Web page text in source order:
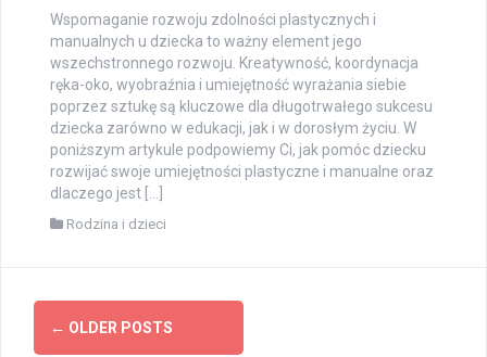
Wspomaganie rozwoju zdolności plastycznych i
manualnych u dziecka to ważny element jego
wszechstronnego rozwoju. Kreatywność, koordynacja
ręka-oko, wyobraźnia i umiejętność wyrażania siebie
poprzez sztukę są kluczowe dla długotrwałego sukcesu
dziecka zarówno w edukacji, jak i w dorosłym życiu. W
poniższym artykule podpowiemy Ci, jak pomóc dziecku
rozwijać swoje umiejętności plastyczne i manualne oraz
dlaczego jest […]
Rodzina i dzieci
Posts
← OLDER POSTS